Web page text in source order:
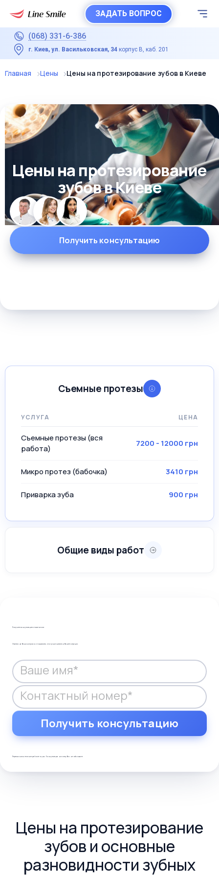
ЗАДАТЬ ВОПРОС
(068) 331-6-386
г. Киев, ул. Васильковская, 34 корпус В, каб. 201
Главная Цены Цены на протезирование зубов в Киеве
Цены на протезирование
зубов в Киеве
Получить консультацию
Съемные протезы
УСЛУГА ЦЕНА
Съемные протезы (вся
работа)
7200 - 12000 грн
Микро протез (бабочка) 3410 грн
Приварка зуба 900 грн
Общие виды работ
Осмотр
Анестезия 330 грн
Изолирующая прокладка 240 грн
Лечебная прокладка 360 грн
Получите консультацию стоматолога
Ответим на Ваши вопросы и подскажем, что лучше сделать в Вашей ситуации.
Перезвоним в течение рабочего дня. Консультация ни к чему Вас не обязывает.
Цены на протезирование
зубов и основные
разновидности зубных